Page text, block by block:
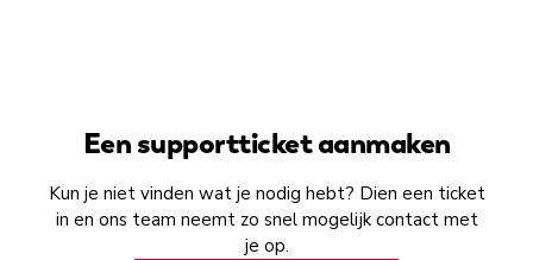
Een supportticket aanmaken
Kun je niet vinden wat je nodig hebt? Dien een ticket
in en ons team neemt zo snel mogelijk contact met
je op.